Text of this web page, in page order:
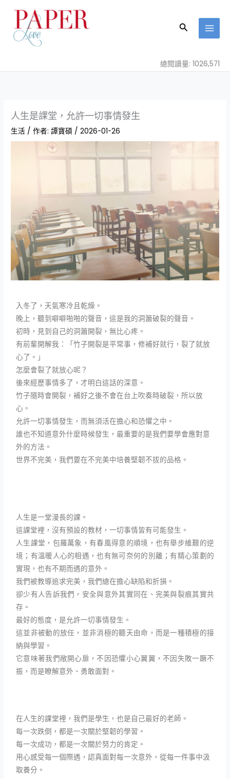
容
搜
總閱讀量: 1026,571
人生是課堂，允許一切事情發生
生活 / 作者:譚寶碩 /2026-01-26
入冬了，天氣寒冷且乾燥。
晚上，聽到噼噼啪啪的聲音，這是我的洞簫破裂的聲音。
初時，見到自己的洞簫開裂，無比心疼。
有前輩開解我：「竹子開裂是平常事，修補好就行，裂了就放
心了。」
怎麼會裂了就放心呢？
後來經歷事情多了，才明白這話的深意。
竹子隨時會開裂，補好之後不會在台上吹奏時破裂，所以放
心。
允許一切事情發生，而無須活在擔心和恐懼之中。
誰也不知道意外什麼時候發生，最重要的是我們要學會應對意
外的方法。
世界不完美，我們要在不完美中培養堅韌不拔的品格。
人生是一堂漫長的課。
這課堂裡，沒有預設的教材，一切事情皆有可能發生。
人生課堂，包羅萬象，有春風得意的順境，也有舉步維艱的逆
境；有溫暖人心的相遇，也有無可奈何的別離；有精心策劃的
實現，也有不期而遇的意外。
我們被教導追求完美，我們總在擔心缺陷和折損。
卻少有人告訴我們，安全與意外其實同在、完美與裂痕其實共
存。
最好的態度，是允許一切事情發生。
這並非被動的放任，並非消極的聽天由命，而是一種積極的接
納與學習。
它意味著我們敞開心扉，不因恐懼小心翼翼，不因失敗一蹶不
振，而是瞭解意外、勇敢面對。
在人生的課堂裡，我們是學生，也是自己最好的老師。
每一次跌倒，都是一次關於堅韌的學習。
每一次成功，都是一次關於努力的肯定。
用心感受每一個際遇，認真面對每一次意外，從每一件事中汲
取養分。